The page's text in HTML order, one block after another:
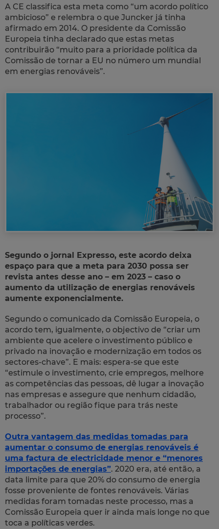
A CE classifica esta meta como “um acordo político
ambicioso” e relembra o que Juncker já tinha
afirmado em 2014. O presidente da Comissão
Europeia tinha declarado que estas metas
contribuirão “muito para a prioridade política da
Comissão de tornar a EU no número um mundial
em energias renováveis”.
Segundo o jornal Expresso, este acordo deixa
espaço para que a meta para 2030 possa ser
revista antes desse ano – em 2023 – caso o
aumento da utilização de energias renováveis
aumente exponencialmente.
Segundo o comunicado da Comissão Europeia, o
acordo tem, igualmente, o objectivo de “criar um
ambiente que acelere o investimento público e
privado na inovação e modernização em todos os
sectores-chave”. E mais: espera-se que este
“estimule o investimento, crie empregos, melhore
as competências das pessoas, dê lugar a inovação
nas empresas e assegure que nenhum cidadão,
trabalhador ou região fique para trás neste
processo”.
Outra vantagem das medidas tomadas para
aumentar o consumo de energias renováveis é
uma factura de electricidade menor e “menores
importações de energias”. 2020 era, até então, a
data limite para que 20% do consumo de energia
fosse proveniente de fontes renováveis. Várias
medidas foram tomadas neste processo, mas a
Comissão Europeia quer ir ainda mais longe no que
toca a políticas verdes.